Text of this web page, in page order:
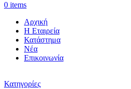
0 items
Αρχική
Η Εταιρεία
Κατάστημα
Νέα
Επικοινωνία
Κατηγορίες